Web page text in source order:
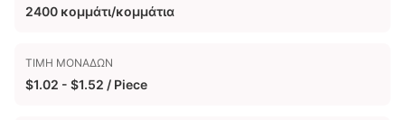
2400 κομμάτι/κομμάτια
ΤΙΜΉ ΜΟΝΆΔΩΝ
$1.02 - $1.52 / Piece